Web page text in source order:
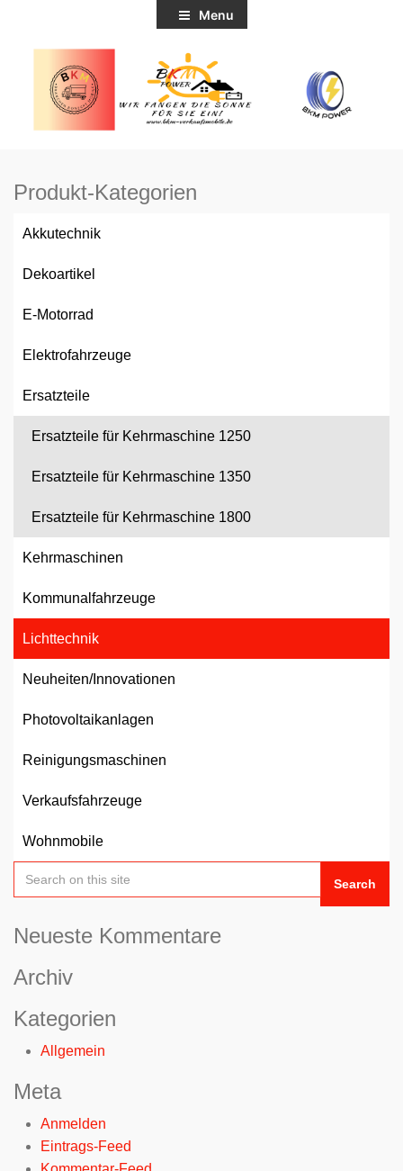
Menu
Produkt-Kategorien
Akkutechnik
Dekoartikel
E-Motorrad
Elektrofahrzeuge
Ersatzteile
Ersatzteile für Kehrmaschine 1250
Ersatzteile für Kehrmaschine 1350
Ersatzteile für Kehrmaschine 1800
Kehrmaschinen
Kommunalfahrzeuge
Lichttechnik
Neuheiten/Innovationen
Photovoltaikanlagen
Reinigungsmaschinen
Verkaufsfahrzeuge
Wohnmobile
Search
Neueste Kommentare
Archiv
Kategorien
Allgemein
Meta
Anmelden
Eintrags-Feed